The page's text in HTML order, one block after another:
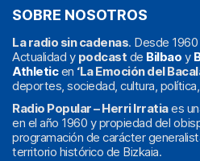
SOBRE NOSOTROS
La radio sin cadenas. Desde
Actualidad y podcast de Bilbao y
Athleticen ‘La Emoción del
deportes, sociedad, cultura,
Radio Popular – Herri Irratiaes
en el año 1960 y propiedad del
programación de carácter
territorio histórico de Bizkaia.